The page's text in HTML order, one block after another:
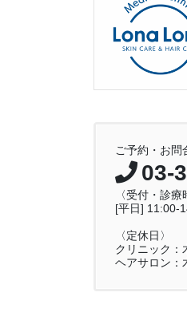
ご予約・お問
03-
〈受付・診療
[平日] 11:00-
〈定休日〉
クリニック：
ヘアサロン：